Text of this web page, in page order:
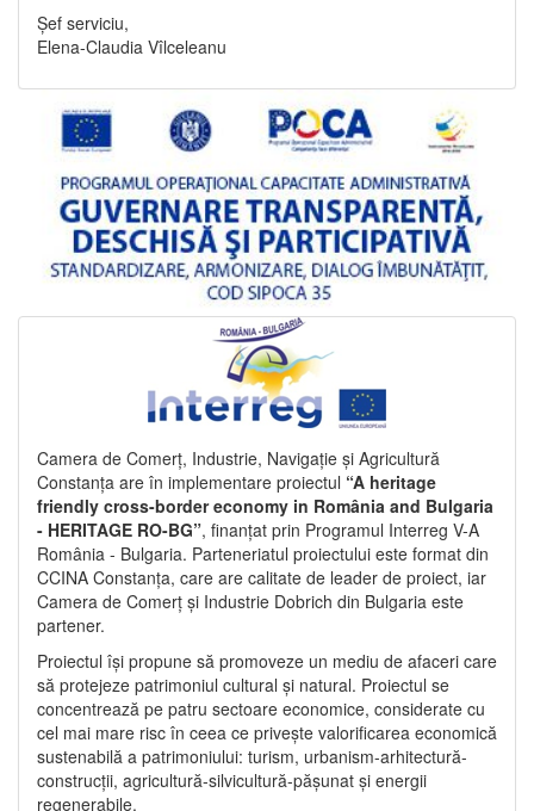
Șef serviciu,
Elena-Claudia Vîlceleanu
Camera de Comerț, Industrie, Navigație și Agricultură
Constanța are în implementare proiectul “A heritage
friendly cross-border economy in România and Bulgaria
- HERITAGE RO-BG”, finanțat prin Programul Interreg V-A
România - Bulgaria. Parteneriatul proiectului este format din
CCINA Constanța, care are calitate de leader de proiect, iar
Camera de Comerț și Industrie Dobrich din Bulgaria este
partener.
Proiectul își propune să promoveze un mediu de afaceri care
să protejeze patrimoniul cultural și natural. Proiectul se
concentrează pe patru sectoare economice, considerate cu
cel mai mare risc în ceea ce privește valorificarea economică
sustenabilă a patrimoniului: turism, urbanism-arhitectură-
construcții, agricultură-silvicultură-pășunat și energii
regenerabile.